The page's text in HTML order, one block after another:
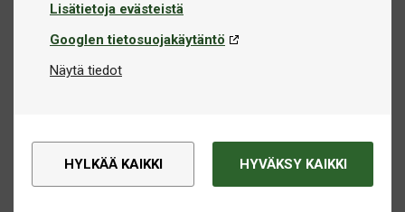
Lisätietoja evästeistä
Googlen tietosuojakäytäntö
Näytä tiedot
HYLKÄÄ KAIKKI HYVÄKSY KAIKKI